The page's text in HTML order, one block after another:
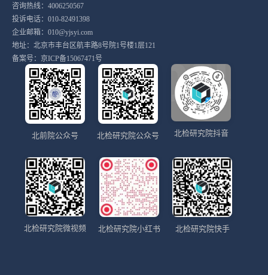
咨询热线：4006250567
投诉电话：010-82491398
企业邮箱：010@yjsyi.com
地址：北京市丰台区航丰路8号院1号楼1层121
备案号： 京ICP备15067471号
北前院公众号 北检研究院公众号 北检研究院抖音
北检研究院微视频 北检研究院小红书 北检研究院快手